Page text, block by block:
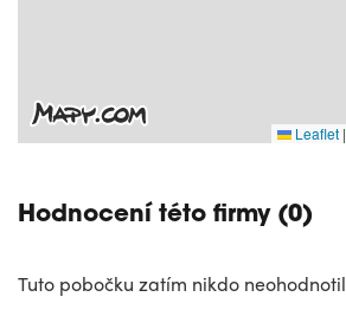
Leaflet |
Hodnocení této firmy (0)
Tuto pobočku zatím nikdo neohodnotil